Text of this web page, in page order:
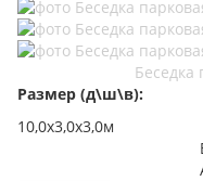
Беседка
Размер (д\ш\в):
10,0х3,0х3,0м